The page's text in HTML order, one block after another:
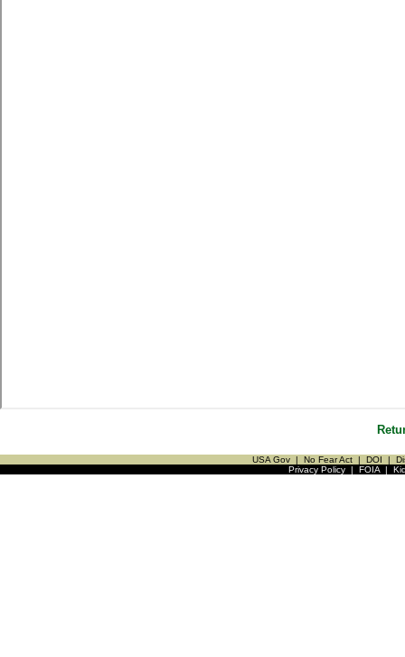
USA Gov | No Fear Act | DOI |
Privacy Policy| FOIA|